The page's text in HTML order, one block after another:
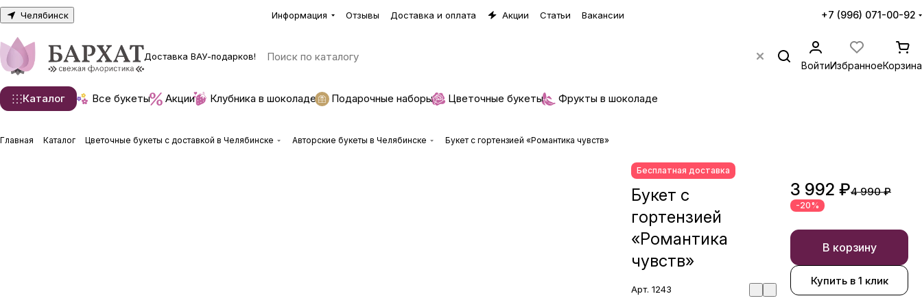
Челябинск Информация Отзывы Доставка и оплата Акции Статьи Вакансии +7 (996) 071-00-92
Доставка ВАУ-подарков!
ВойтиИзбранноеКорзина
Каталог Все букеты Акции Клубника в шоколаде Подарочные наборы Цветочные букеты Фрукты в шоколаде
Главная Каталог Цветочные букеты с доставкой в Челябинске Авторские букеты в Челябинске Букет с гортензией «Романтика чувств»
Бесплатная доставка
Букет с
гортензией
«Романтика
чувств»
Арт. 1243
3 992 ₽4 990 ₽
-20%
В корзину
Купить в 1 клик